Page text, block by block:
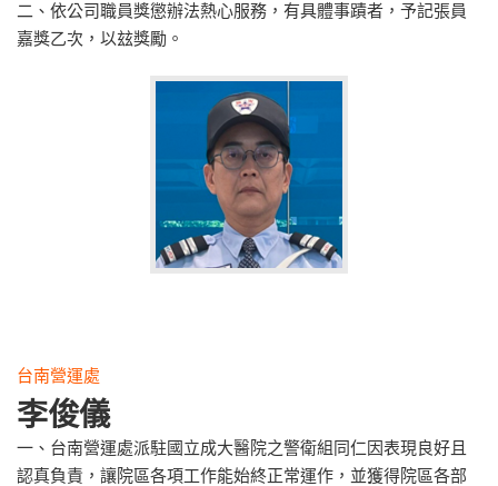
二、依公司職員獎懲辦法熱心服務，有具體事蹟者，予記張員
嘉獎乙次，以玆獎勵。
台南營運處
李俊儀
一、台南營運處派駐國立成大醫院之警衛組同仁因表現良好且
認真負責，讓院區各項工作能始終正常運作，並獲得院區各部